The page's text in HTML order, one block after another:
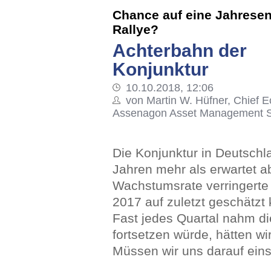
Chance auf eine
Rallye?
Achterbahn der
Konjunktur
10.10.2018, 12:06
von Martin W. Hüfner, Chief
Assenagon Asset Management
Die Konjunktur in
Jahren mehr als erwartet
Wachstumsrate
2017 auf zuletzt geschätzt
Fast jedes Quartal nahm
fortsetzen würde, hätten
Müssen wir uns darauf